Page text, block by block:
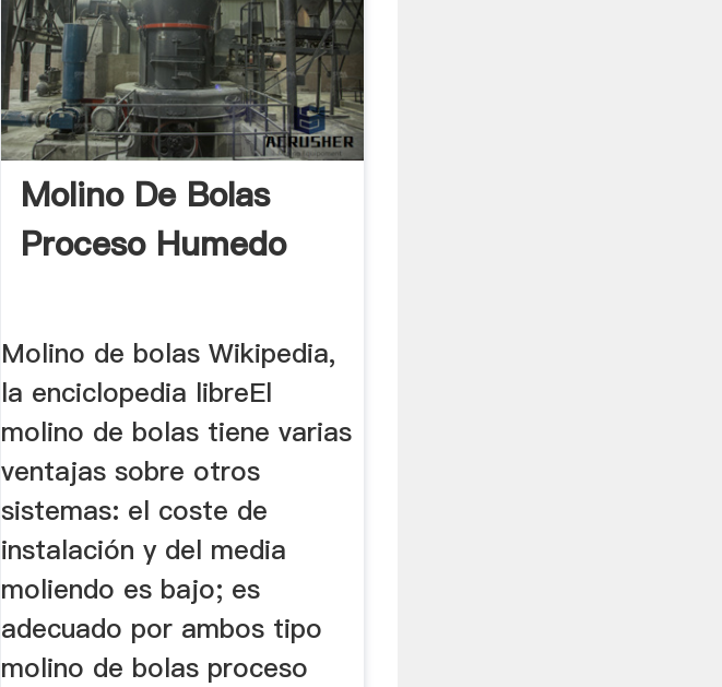
Molino De Bolas
Proceso Humedo
Molino de bolas Wikipedia,
la enciclopedia libreEl
molino de bolas tiene varias
ventajas sobre otros
sistemas: el coste de
instalación y del media
moliendo es bajo; es
adecuado por ambos tipo
molino de bolas proceso